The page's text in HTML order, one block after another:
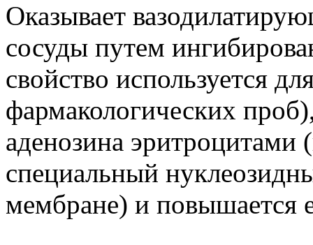
Оказывает
сосуды путем
свойство используется
фармакологических
аденозина
специальный
мембране) и повышается